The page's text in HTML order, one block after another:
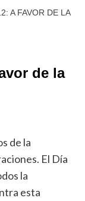
A FAVOR DE LA
de la
de la
El Día
la
esta